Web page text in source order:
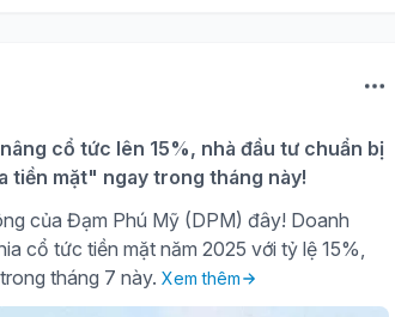
cổ tức lên 15%, nhà đầu tư chuẩn bị
tiền mặt" ngay trong tháng này!
của Đạm Phú Mỹ (DPM) đây! Doanh
cổ tức tiền mặt năm 2025 với tỷ lệ 15%,
tháng 7 này. Xem thêm